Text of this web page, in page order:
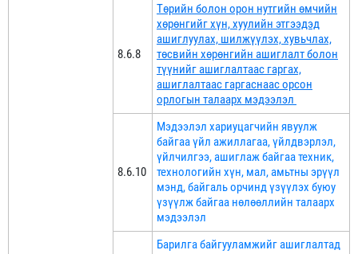
8.6.8
Төрийн болон орон нутгийн өмчийн
хөрөнгийг хүн, хуулийн этгээдэд
ашиглуулах, шилжүүлэх, хувьчлах,
төсвийн хөрөнгийн ашиглалт болон
түүнийг ашиглалтаас гаргах,
ашиглалтаас гаргаснаас орсон
орлогын талаарх мэдээлэл
8.6.10
Мэдээлэл хариуцагчийн явуулж
байгаа үйл ажиллагаа, үйлдвэрлэл,
үйлчилгээ, ашиглаж байгаа техник,
технологийн хүн, мал, амьтны эрүүл
мэнд, байгаль орчинд үзүүлэх буюу
үзүүлж байгаа нөлөөллийн талаарх
мэдээлэл
Барилга байгууламжийг ашиглалтад